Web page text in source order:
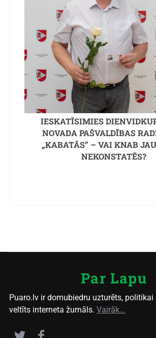
IESKATĪSIMIES
NOVADA PAŠVALDĪBAS
„KABATĀS” – VAI KNAB
NEKONSTATĒS?
Par Lapu
Puaro.lv ir domubiedru uzturēts, politikai
veltīts interneta žurnāls. Vairāk...